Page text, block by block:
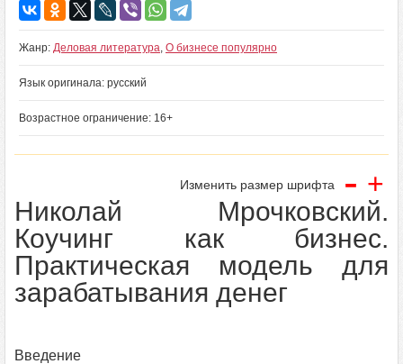
Жанр: Деловая литература, О бизнесе популярно
Язык оригинала: русский
Возрастное ограничение: 16+
Изменить размер шрифта - +
Николай Мрочковский.
Коучинг как бизнес.
Практическая модель для
зарабатывания денег
Введение